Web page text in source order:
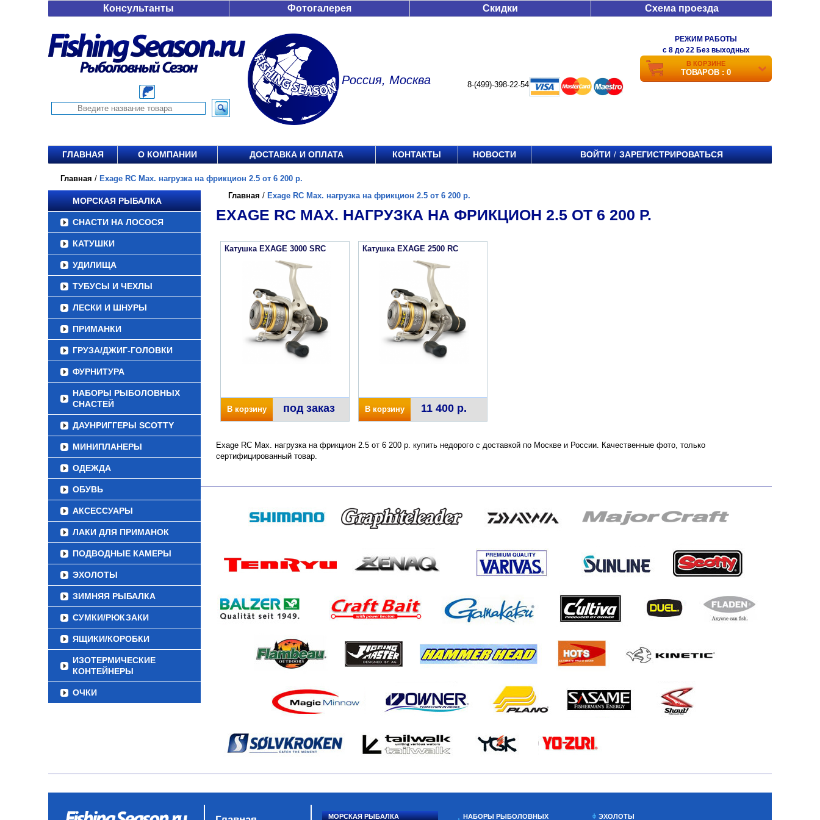
Консультанты Фотогалерея Скидки Схема проезда
Россия, Москва 8-(499)-398-22-54
РЕЖИМ РАБОТЫ
c 8 до 22 Без выходных
В КОРЗИНЕ
ТОВАРОВ : 0
ГЛАВНАЯ О КОМПАНИИ ДОСТАВКА И ОПЛАТА КОНТАКТЫ НОВОСТИ ВОЙТИ / ЗАРЕГИСТРИРОВАТЬСЯ
Главная / Exage RC Max. нагрузка на фрикцион 2.5 от 6 200 р.
МОРСКАЯ РЫБАЛКА
СНАСТИ НА ЛОСОСЯ
КАТУШКИ
УДИЛИЩА
ТУБУСЫ И ЧЕХЛЫ
ЛЕСКИ И ШНУРЫ
ПРИМАНКИ
ГРУЗА/ДЖИГ-ГОЛОВКИ
ФУРНИТУРА
НАБОРЫ РЫБОЛОВНЫХ
СНАСТЕЙ
ДАУНРИГГЕРЫ SCOTTY
МИНИПЛАНЕРЫ
ОДЕЖДА
ОБУВЬ
АКСЕССУАРЫ
ЛАКИ ДЛЯ ПРИМАНОК
ПОДВОДНЫЕ КАМЕРЫ
ЭХОЛОТЫ
ЗИМНЯЯ РЫБАЛКА
СУМКИ/РЮКЗАКИ
ЯЩИКИ/КОРОБКИ
ИЗОТЕРМИЧЕСКИЕ
КОНТЕЙНЕРЫ
ОЧКИ
Главная / Exage RC Max. нагрузка на фрикцион 2.5 от 6 200 р.
EXAGE RC MAX. НАГРУЗКА НА ФРИКЦИОН 2.5 ОТ 6 200 Р.
Катушка EXAGE 3000 SRC
В корзину под заказ
Катушка EXAGE 2500 RC
В корзину 11 400 р.
Exage RC Max. нагрузка на фрикцион 2.5 от 6 200 р. купить недорого с доставкой по Москве и России. Качественные фото, только
сертифицированный товар.
МОРСКАЯ РЫБАЛКА НАБОРЫ РЫБОЛОВНЫХ ЭХОЛОТЫ